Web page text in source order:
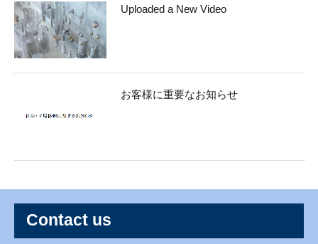
Uploaded a New Video
お客様に重要なお知らせ
Contact us